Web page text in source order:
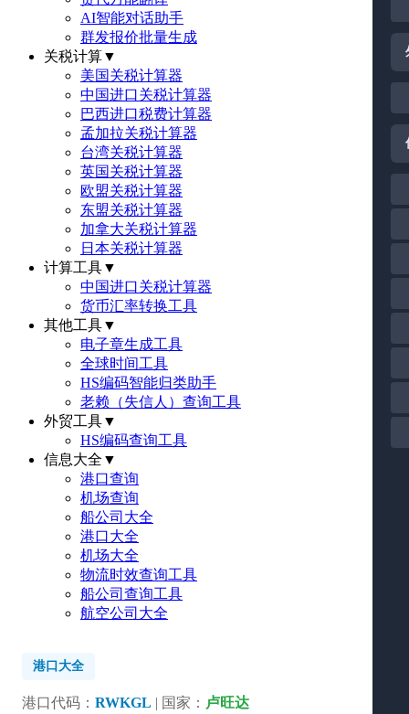
AI智能对话助手
群发报价批量生成
关税计算▼
美国关税计算器
中国进口关税计算器
巴西进口税费计算器
孟加拉关税计算器
台湾关税计算器
英国关税计算器
欧盟关税计算器
东盟关税计算器
加拿大关税计算器
日本关税计算器
计算工具▼
中国进口关税计算器
货币汇率转换工具
其他工具▼
电子章生成工具
全球时间工具
HS编码智能归类助手
老赖（失信人）查询工具
外贸工具▼
HS编码查询工具
信息大全 ▼
港口查询
机场查询
船公司大全
港口大全
机场大全
物流时效查询工具
船公司查询工具
航空公司大全
港口大全
港口代码： RWKGL | 国家： 卢旺达